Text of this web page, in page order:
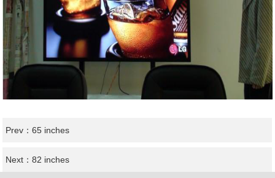
Prev： 65 inches
Next： 82 inches